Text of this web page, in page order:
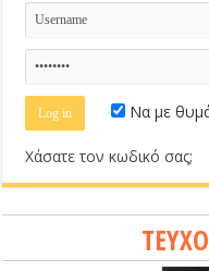
Να με
Χάσατε τον κωδικό σας;